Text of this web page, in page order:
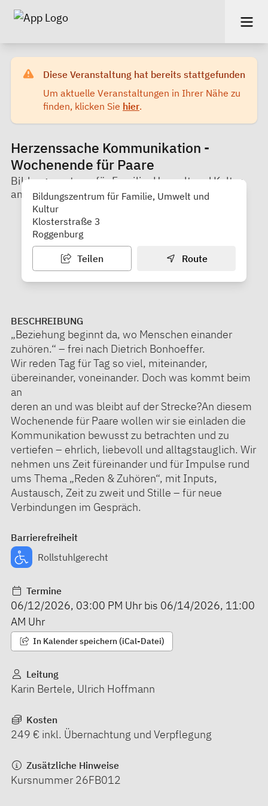
Diese Veranstaltung hat bereits stattgefunden
Um aktuelle Veranstaltungen in Ihrer Nähe zu
finden, klicken Sie hier.
Herzenssache Kommunikation -
Wochenende für Paare
Bildungszentrum für Familie, Umwelt und Kultur
am Kloster Roggenburg gGmbH
Bildungszentrum für Familie, Umwelt und
Kultur
Klosterstraße 3
Roggenburg
Teilen Route
BESCHREIBUNG
„Beziehung beginnt da, wo Menschen einander
zuhören.“ – frei nach Dietrich Bonhoeffer.
Wir reden Tag für Tag so viel, miteinander,
übereinander, voneinander. Doch was kommt beim
an
deren an und was bleibt auf der Strecke?An diesem
Wochenende für Paare wollen wir sie einladen die
Kommunikation bewusst zu betrachten und zu
vertiefen – ehrlich, liebevoll und alltagstauglich. Wir
nehmen uns Zeit füreinander und für Impulse rund
ums Thema „Reden & Zuhören“, mit Inputs,
Austausch, Zeit zu zweit und Stille – für neue
Verbindungen im Gespräch.
Barrierefreiheit
Rollstuhlgerecht
Termine
06/12/2026, 03:00 PM Uhr bis 06/14/2026, 11:00
AM Uhr
In Kalender speichern (iCal-Datei)
Leitung
Karin Bertele, Ulrich Hoffmann
Kosten
249 € inkl. Übernachtung und Verpflegung
Zusätzliche Hinweise
Kursnummer 26FB012